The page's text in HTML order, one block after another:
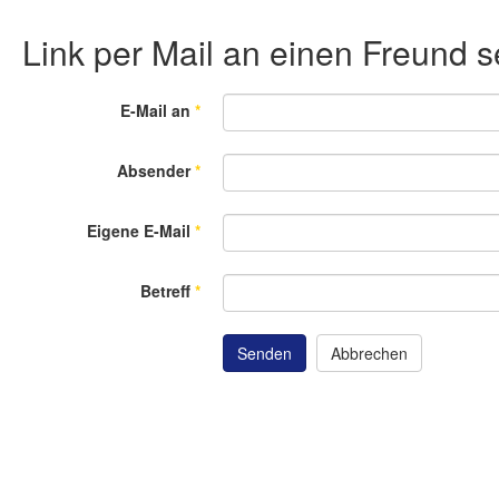
Link per Mail an einen Freund
E-Mail an *
Absender*
Eigene E-Mail *
Betreff *
Senden Abbrechen